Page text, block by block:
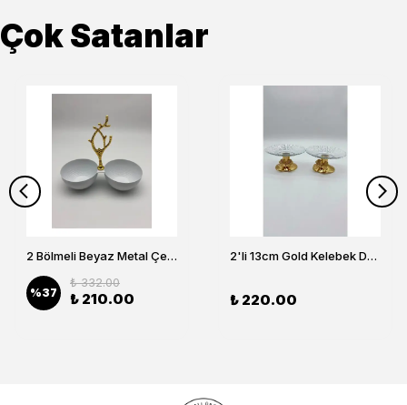
Çok Satanlar
2 Bölmeli Beyaz Metal Çerezlik, Altın Dallı Çerez Tabağı
%37
₺ 332.00
₺ 210.00
2'li 13cm Gold Kelebek Detaylı Metal Ayaklı Cam Lokumluk , Sunumluk , Şekerlik, Çerezlik
₺ 220.00